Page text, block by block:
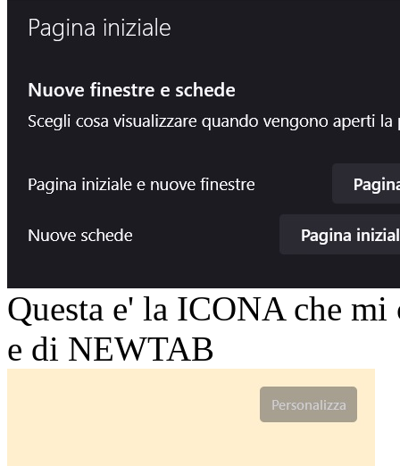
Questa e' la ICONA che
e di NEWTAB